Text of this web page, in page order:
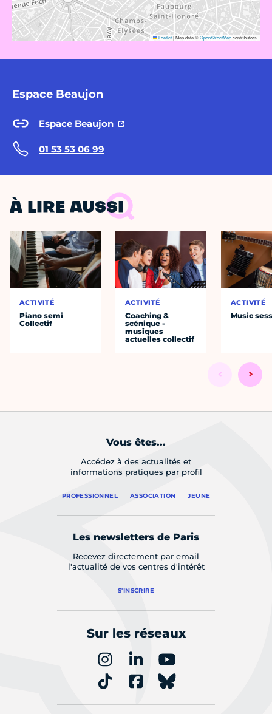
Leaflet|Map data ©OpenStreetMapcontributors
Espace Beaujon
Espace Beaujon
01 53 53 06 99
À LIRE AUSSI
ACTIVITÉ
Piano semi
Collectif
ACTIVITÉ
Coaching &
scénique -
musiques
actuelles collectif
ACTIVITÉ
Music
Vous êtes...
Accédez à des actualités et
informations pratiques par profil
PROFESSIONNEL ASSOCIATION JEUNE
Les newsletters de Paris
Recevez directement par email
l'actualité de vos centres d'intérêt
S'INSCRIRE
Sur les réseaux